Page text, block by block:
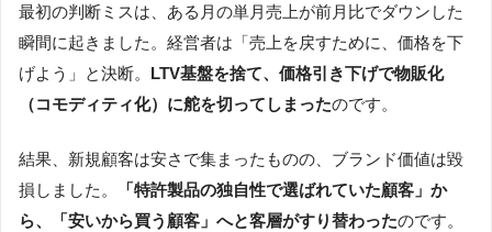
最初の判断ミスは、ある月の単月売上が前月比でダウンした
瞬間に起きました。経営者は「売上を戻すために、価格を下
げよう」と決断。 LTV基盤を捨て、価格引き下げで物販化
（コモディティ化）に舵を切ってしまったのです。
結果、新規顧客は安さで集まったものの、ブランド価値は毀
損しました。
「特許製品の独自性で選ばれていた顧客」か
ら、「安いから買う顧客」へと客層がすり替わったのです。